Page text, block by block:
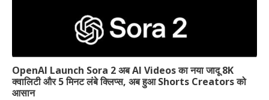
OpenAI Launch Sora 2 अब AI Videos का नया जादू 8K
क्वालिटी और 5 मिनट लंबे क्लिप्स, अब हुआ Shorts Creators को
आसान